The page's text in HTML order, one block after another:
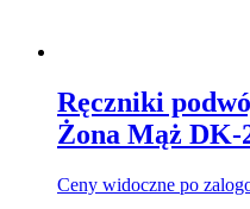
Ręczniki
Żona Mąż DK-
Ceny widoczne po